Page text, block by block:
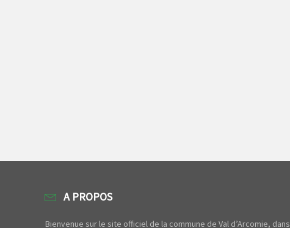
A PROPOS
Bienvenue sur le site officiel de la commune de Val d’Arcomie, dans